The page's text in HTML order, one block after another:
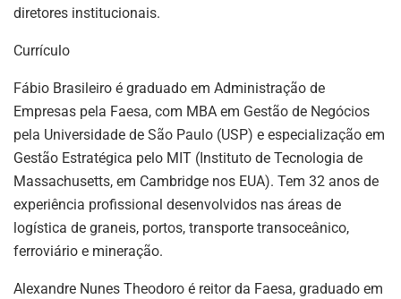
diretores institucionais.
Currículo
Fábio Brasileiro é graduado em Administração de
Empresas pela Faesa, com MBA em Gestão de Negócios
pela Universidade de São Paulo (USP) e especialização em
Gestão Estratégica pelo MIT (Instituto de Tecnologia de
Massachusetts, em Cambridge nos EUA). Tem 32 anos de
experiência profissional desenvolvidos nas áreas de
logística de graneis, portos, transporte transoceânico,
ferroviário e mineração.
Alexandre Nunes Theodoro é reitor da Faesa, graduado em